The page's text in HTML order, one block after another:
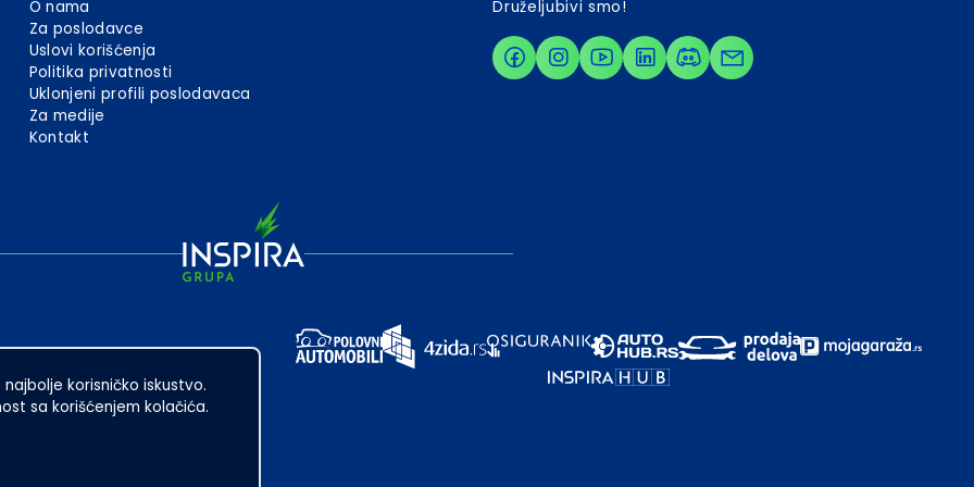
korisničko iskustvo.
sa korišćenjem kolačića.
O nama
Za poslodavce
Uslovi korišćenja
Politika privatnosti
Uklonjeni profili poslodavaca
Za medije
Kontakt
Druželjubivi smo!